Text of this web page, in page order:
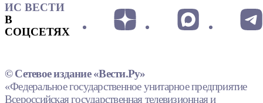
ИС ВЕСТИ
В
СОЦСЕТЯХ
© Сетевое издание «Вести.Ру»
«Федеральное государственное унитарное предприятие
Всероссийская государственная телевизионная и